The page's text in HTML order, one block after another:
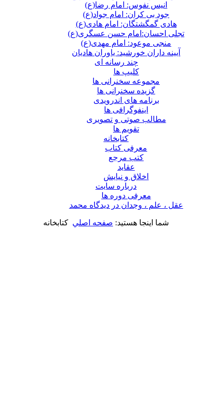
انیس نفوس: امام رضا(ع)
جود بی کران: امام جواد(ع)
هادی گمگشتگان: امام هادی(ع)
تجلی احسان:امام حسن عسگری(ع)
منجی موعود: امام مهدی(ع)
آیینه داران خورشید: یاوران هادیان
چند رسانه ای
کلیپ ها
مجموعه سخنرانی ها
گزیده سخنرانی ها
برنامه های اندرویدی
اینفوگرافی ها
مطالب صوتی و تصویری
تقویم ها
كتابخانه
معرفی کتاب
کتب مرجع
عقاید
اخلاق و نیایش
درباره سايت
معرفی دوره ها
عقل ، علم ، وجدان در ديدگاه محمد
شما اینجا هستید: صفحه اصلي كتابخانه